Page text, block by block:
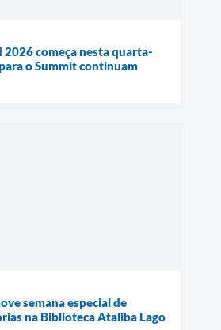
começa nesta quarta-
o Summit continuam
semana especial de
na Biblioteca Ataliba Lago